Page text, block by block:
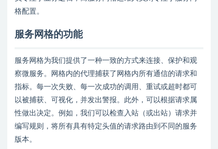
格配置。
服务网格的功能
服务网格为我们提供了一种一致的方式来连接、保护和观
察微服务。网格内的代理捕获了网格内所有通信的请求和
指标。每一次失败、每一次成功的调用、重试或超时都可
以被捕获、可视化，并发出警报。此外，可以根据请求属
性做出决定。例如，我们可以检查入站（或出站）请求并
编写规则，将所有具有特定头值的请求路由到不同的服务
版本。